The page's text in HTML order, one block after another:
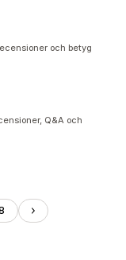
och betyg
Q&A och